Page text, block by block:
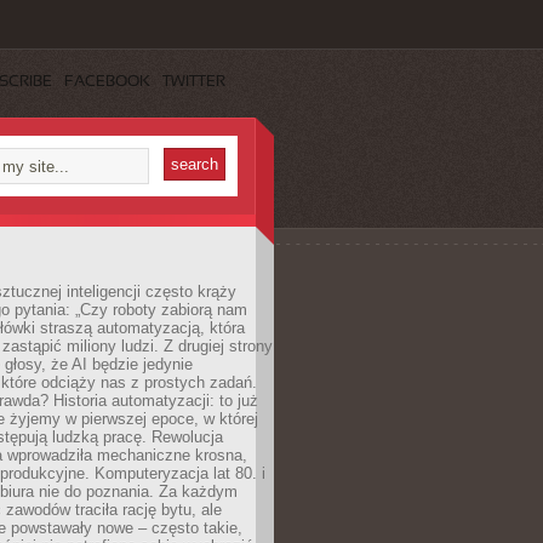
FACEBOOK TWITTER
inteligencji często krąży
pytania: „Czy roboty zabiorą nam
straszą automatyzacją, która
miliony ludzi. Z drugiej strony
że AI będzie jedynie
odciąży nas z prostych zadań.
Historia automatyzacji: to już
żyjemy w pierwszej epoce, w której
ludzką pracę. Rewolucja
wprowadziła mechaniczne krosna,
Komputeryzacja lat 80. i
nie do poznania. Za każdym
traciła rację bytu, ale
powstawały nowe – często takie,